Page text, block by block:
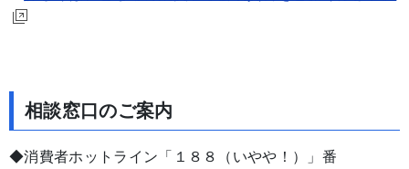
相談窓口のご案内
◆消費者ホットライン「１８８（いやや！）」番